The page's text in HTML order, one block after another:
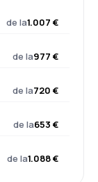
de la1.007 €
de la977 €
de la720 €
de la653 €
de la1.088 €